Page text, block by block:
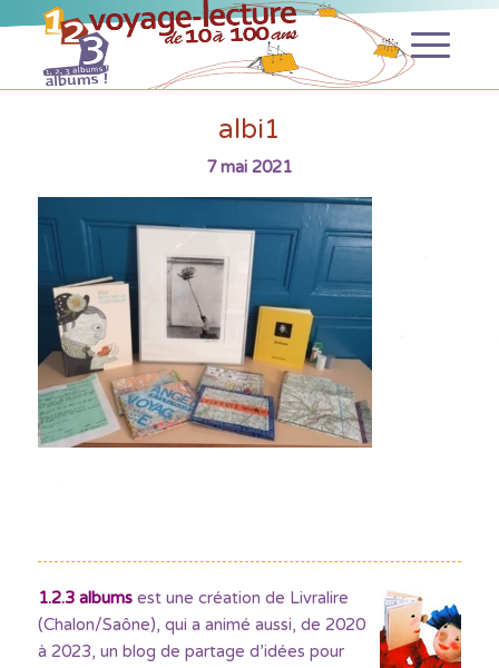
albi1
7 mai 2021
1.2.3 albumsest une création de Livralire
(Chalon/Saône), qui a animé aussi, de 2020
à 2023, un blog de partage d’idées pour